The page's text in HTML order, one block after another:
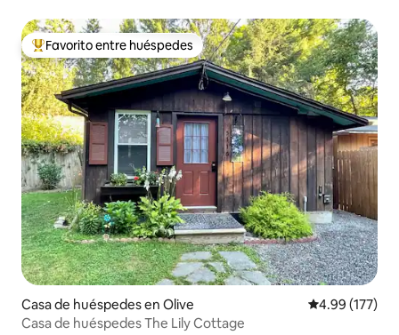
De los mejores en Favorito entre huéspedes
Favorito entre huéspedes
Casa de huéspedes en Olive Calificación
4.99 (177)
Casa de huéspedes The Lily Cottage